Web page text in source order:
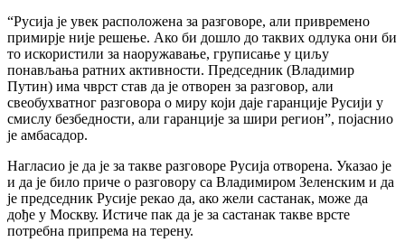
“Русија је увек расположена за разговоре, али привремено
примирје није решење. Ако би дошло до таквих одлука они би
то искористили за наоружавање, груписање у циљу
понављања ратних активности. Председник (Владимир
Путин) има чврст став да је отворен за разговор, али
свеобухватног разговора о миру који даје гаранције Русији у
смислу безбедности, али гаранције за шири регион”, појаснио
је амбасадор.
Нагласио је да је за такве разговоре Русија отворена. Указао је
и да је било приче о разговору са Владимиром Зеленским и да
је председник Русије рекао да, ако жели састанак, може да
дође у Москву. Истиче пак да је за састанак такве врсте
потребна припрема на терену.